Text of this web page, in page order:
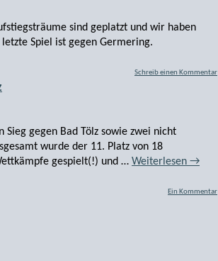
sind geplatzt und wir haben
Spiel ist gegen Germering.
Schreib einen Kommentar
gegen Bad Tölz sowie zwei nicht
wurde der 11. Platz von 18
gespielt(!) und … Weiterlesen →
Ein Kommentar